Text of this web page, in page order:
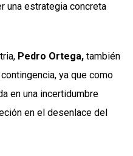
una estrategia concreta
Pedro Ortega, también
ya que como
en una incertidumbre
en el desenlace del